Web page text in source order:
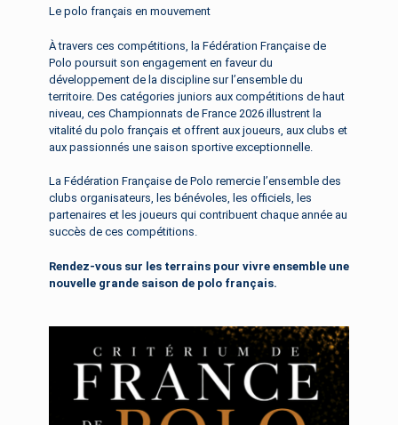
Le polo français en mouvement
À travers ces compétitions, la Fédération Française de
Polo poursuit son engagement en faveur du
développement de la discipline sur l’ensemble du
territoire. Des catégories juniors aux compétitions de haut
niveau, ces Championnats de France 2026 illustrent la
vitalité du polo français et offrent aux joueurs, aux clubs et
aux passionnés une saison sportive exceptionnelle.
La Fédération Française de Polo remercie l’ensemble des
clubs organisateurs, les bénévoles, les officiels, les
partenaires et les joueurs qui contribuent chaque année au
succès de ces compétitions.
Rendez-vous sur les terrains pour vivre ensemble une
nouvelle grande saison de polo français.